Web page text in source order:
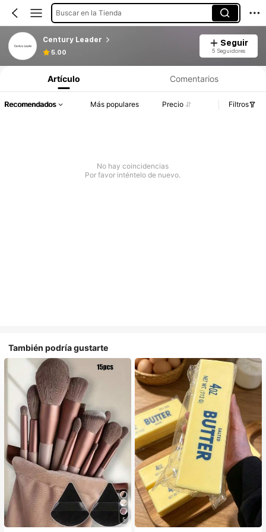
Buscar en la Tienda
Century Leader
5.00
Seguir
5 Seguidores
Artículo Comentarios
Recomendados Más populares Precio Filtros
No hay coincidencias
Por favor inténtelo de nuevo.
También podría gustarte
5